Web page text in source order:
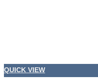
QUICK VIEW